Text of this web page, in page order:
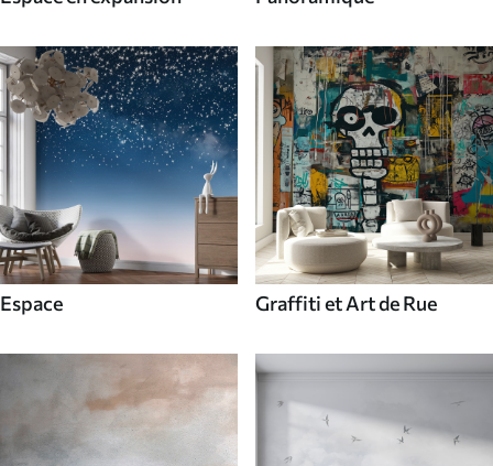
Espace Graffiti et Art de Rue